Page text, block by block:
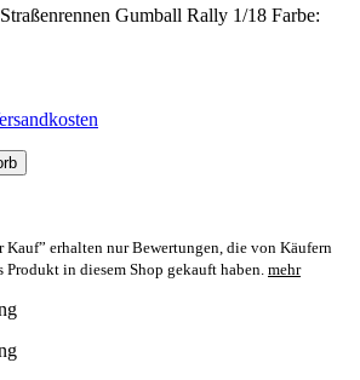
Gumball Rally 1/18 Farbe:
Kauf” erhalten nur Bewertungen, die von Käufern
Produkt in diesem Shop gekauft haben. mehr